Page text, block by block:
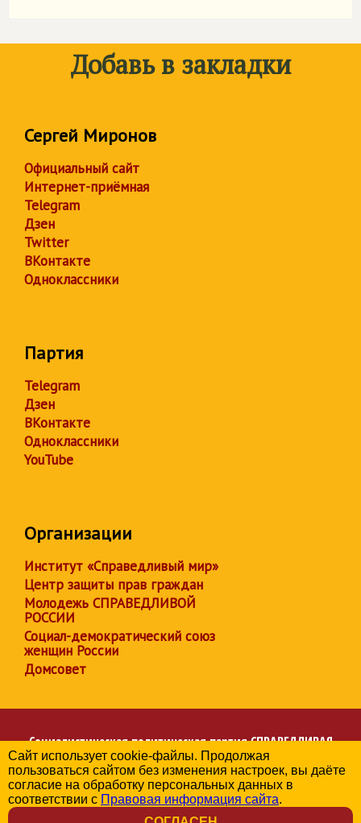
Добавь в закладки
Сергей Миронов
Официальный сайт
Интернет-приёмная
Telegram
Дзен
Twitter
ВКонтакте
Одноклассники
Партия
Telegram
Дзен
ВКонтакте
Одноклассники
YouTube
Организации
Институт «Справедливый мир»
Центр защиты прав граждан
Молодежь СПРАВЕДЛИВОЙ
РОССИИ
Социал-демократический союз
женщин России
Домсовет
Социалистическая политическая партияСПРАВЕДЛИВАЯ
РОССИЯ
Региональное отделение партии в Брянской области
© 2006-2026
Политика в отношении обработки персональных данных
Сайт использует cookie-файлы. Продолжая
пользоваться сайтом без изменения настроек, вы даёте
согласие на обработку персональных данных в
соответствии с Правовая информация сайта.